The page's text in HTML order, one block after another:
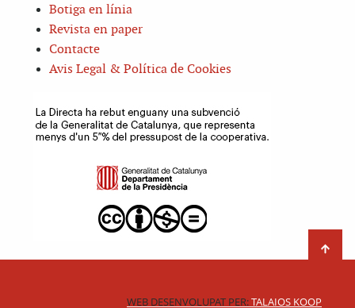
Botiga en línia
Revista en paper
Contacte
Avis Legal & Política de Cookies
WEB DESENVOLUPAT PER:TALAIOS KOOP